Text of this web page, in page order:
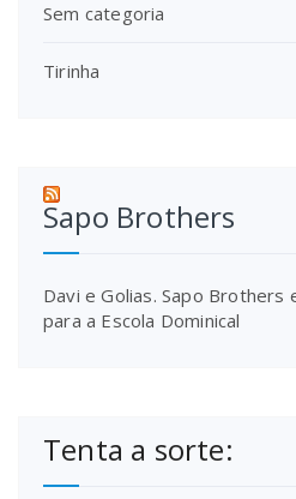
Sem categoria
Tirinha
Sapo Brothers
Davi e Golias. Sapo Brothers
para a Escola Dominical
Tenta a sorte: